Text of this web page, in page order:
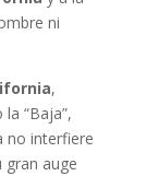
ni
,
“Baja”,
no interfiere
gran auge